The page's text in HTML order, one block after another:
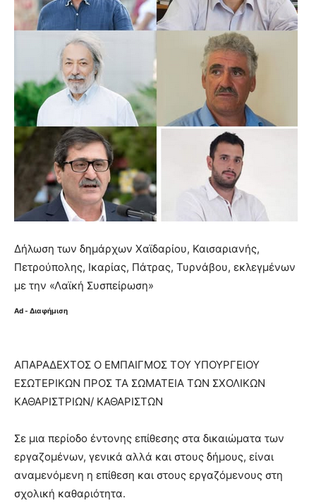
Δήλωση των δημάρχων Χαϊδαρίου, Καισαριανής,
Πετρούπολης, Ικαρίας, Πάτρας, Τυρνάβου, εκλεγμένων
με την «Λαϊκή Συσπείρωση»
Ad - Διαφήμιση
ΑΠΑΡΑΔΕΧΤΟΣ Ο ΕΜΠΑΙΓΜΟΣ ΤΟΥ ΥΠΟΥΡΓΕΙΟΥ
ΕΣΩΤΕΡΙΚΩΝ ΠΡΟΣ ΤΑ ΣΩΜΑΤΕΙΑ ΤΩΝ ΣΧΟΛΙΚΩΝ
ΚΑΘΑΡΙΣΤΡΙΩΝ/ ΚΑΘΑΡΙΣΤΩΝ
Σε μια περίοδο έντονης επίθεσης στα δικαιώματα των
εργαζομένων, γενικά αλλά και στους δήμους, είναι
αναμενόμενη η επίθεση και στους εργαζόμενους στη
σχολική καθαριότητα.